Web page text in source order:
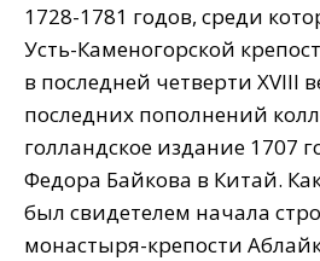
1728-1781 годов, среди
Усть-Каменогорской
в последней четверти XVIII
последних пополнений
голландское издание 1707
Федора Байкова в Китай.
был свидетелем начала
монастыря-крепости